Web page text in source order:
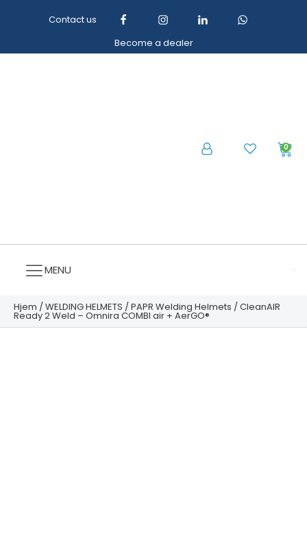
Contact us
Become a dealer
0
MENU
Hjem /WELDING HELMETS /PAPR Welding Helmets / CleanAIR
Ready 2 Weld – Omnira COMBI air + AerGO®